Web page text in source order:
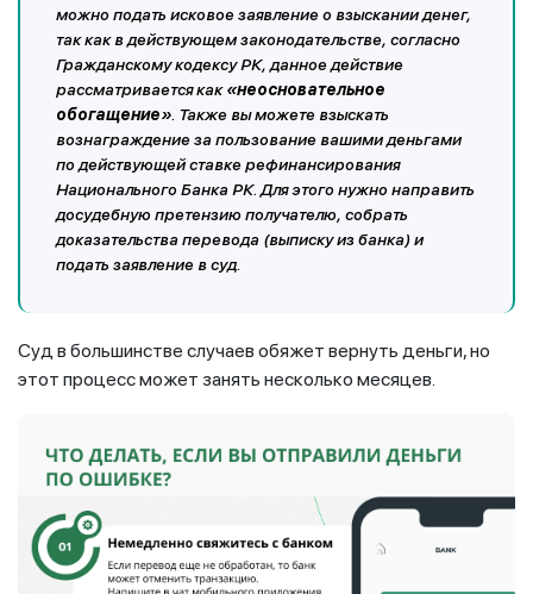
можно подать исковое заявление о взыскании денег,
так как в действующем законодательстве, согласно
Гражданскому кодексу РК, данное действие
рассматривается как«неосновательное
обогащение». Также вы можете взыскать
вознаграждение за пользование вашими деньгами
по действующей ставке рефинансирования
Национального Банка РК. Для этого нужно направить
досудебную претензию получателю, собрать
доказательства перевода (выписку из банка) и
подать заявление в суд.
Суд в большинстве случаев обяжет вернуть деньги, но
этот процесс может занять несколько месяцев.